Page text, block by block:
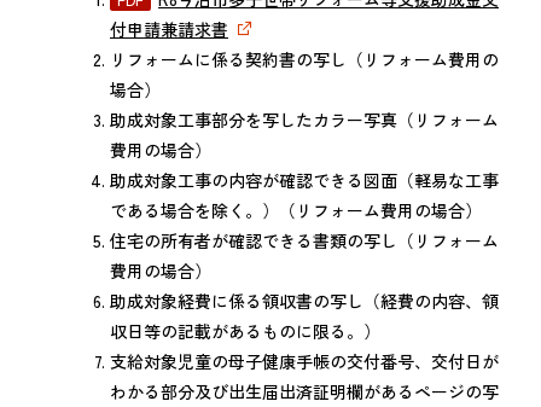
付申請兼請求書
リフォームに係る契約書の写し（リフォーム費用の
場合）
助成対象工事部分を写したカラー写真（リフォーム
費用の場合）
助成対象工事の内容が確認できる図面（軽易な工事
である場合を除く。）（リフォーム費用の場合）
住宅の所有者が確認できる書類の写し（リフォーム
費用の場合）
助成対象経費に係る領収書の写し（経費の内容、領
収日等の記載があるものに限る。）
支給対象児童の母子健康手帳の交付番号、交付日が
わかる部分及び出生届出済証明欄があるページの写